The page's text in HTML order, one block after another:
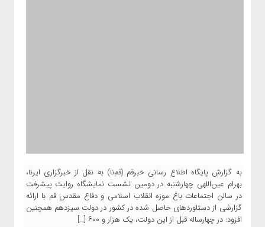
به گزارش پایگاه اطلاع رسانی خبرقم (قم‌نا) به نقل از خبرگزاری ایرنا،
بهرام عین‌اللهی چهارشنبه در دومین نشست نمایشگاه روایت پیشرفت
در سالن اجتماعات باغ موزه انقلاب اسلامی و دفاع مقدس قم با ارائه
گزارشی از دستاوردهای حاصل شده در کشور در دولت سیزدهم همچنین
افزود: در چهارساله قبل از این دولت، یک هزار و ۶۰۰ […]